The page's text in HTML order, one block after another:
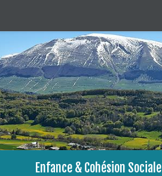
Enfance & Cohésion Sociale